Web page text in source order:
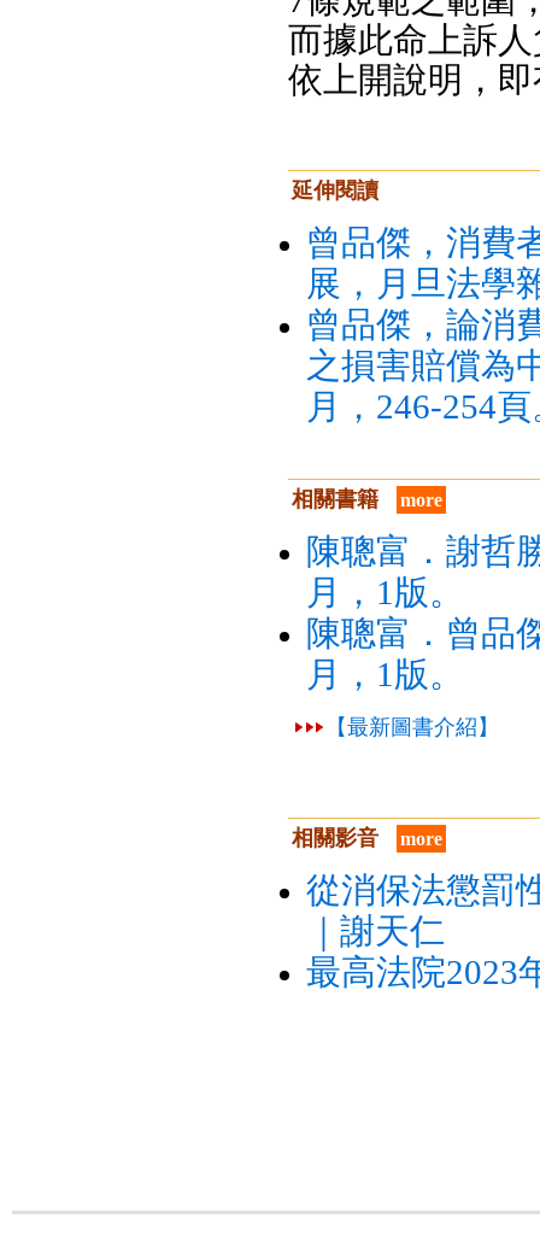
而據此命上訴
依上開說明，
延伸閱讀
曾品傑，消費
展，月旦法學
曾品傑，論消
之損害賠償為
月，246-254
相關書籍 more
陳聰富．謝哲
月，1版。
陳聰富．曾品
月，1版。
【最新圖書介紹】
相關影音 more
從消保法懲罰
｜謝天仁
最高法院2023